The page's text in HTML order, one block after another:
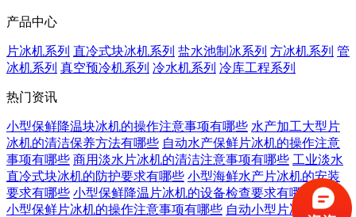
产品中心
片冰机系列 直冷式块冰机系列 盐水池制冰系列 方冰机系列 管
冰机系列 真空预冷机系列 冷水机系列 冷库工程系列
热门资讯
小型保鲜降温块冰机的操作注意事项有哪些 水产加工大型片
冰机的清洁保养方法有哪些 自动水产保鲜片冰机的操作注意
事项有哪些 商用淡水片冰机的清洁注意事项有哪些 工业淡水
直冷式块冰机的防护要求有哪些 小型海鲜水产片冰机的安装
要求有哪些 小型保鲜降温片冰机的设备检查要求有哪些 自动
小型保鲜片冰机的操作注意事项有哪些 自动小型片冰机的安